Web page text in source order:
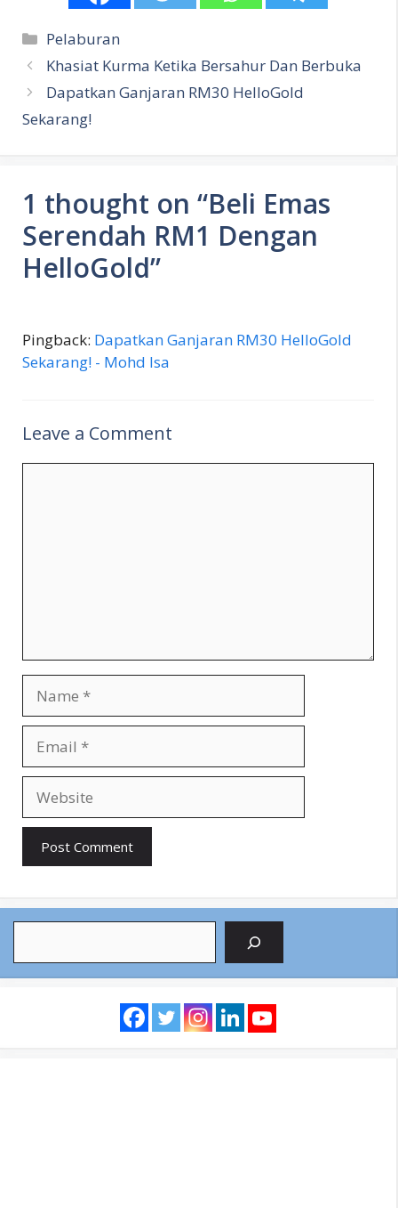
Categories
Pelaburan
Khasiat Kurma Ketika Bersahur Dan Berbuka
Dapatkan Ganjaran RM30 HelloGold
Sekarang!
1 thought on “Beli Emas
Serendah RM1 Dengan
HelloGold”
Pingback: Dapatkan Ganjaran RM30 HelloGold
Sekarang! - Mohd Isa
Leave a Comment